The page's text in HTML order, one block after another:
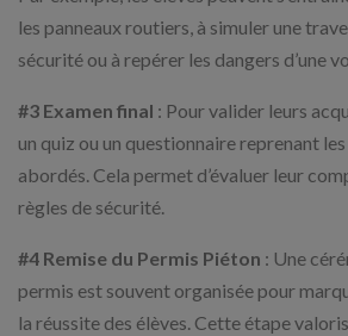
les panneaux routiers, à simuler une
sécurité ou à repérer les dangers d’une
#3 Examen final : Pour valider leurs
un quiz ou un questionnaire reprenant
abordés. Cela permet d’évaluer leur
règles de sécurité.
#4 Remise du Permis Piéton : Une
permis est souvent organisée pour
la réussite des élèves. Cette étape